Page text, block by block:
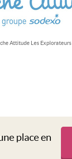
Attitude Les Explorateurs
place en